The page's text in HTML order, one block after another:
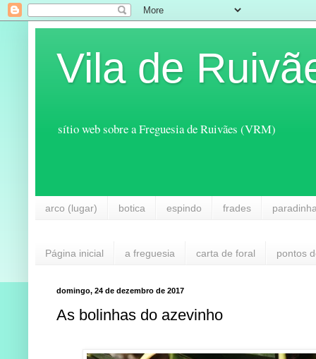
Vila de
sítio web sobre a Freguesia de Ruivães (VRM)
arco (lugar) botica espindo frades
Página inicial a freguesia carta de foral pontos
domingo, 24 de dezembro de 2017
As bolinhas do azevinho